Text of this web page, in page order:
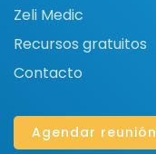
Zeli Medic
Recursos gratuitos
Contacto
Agendar reunión